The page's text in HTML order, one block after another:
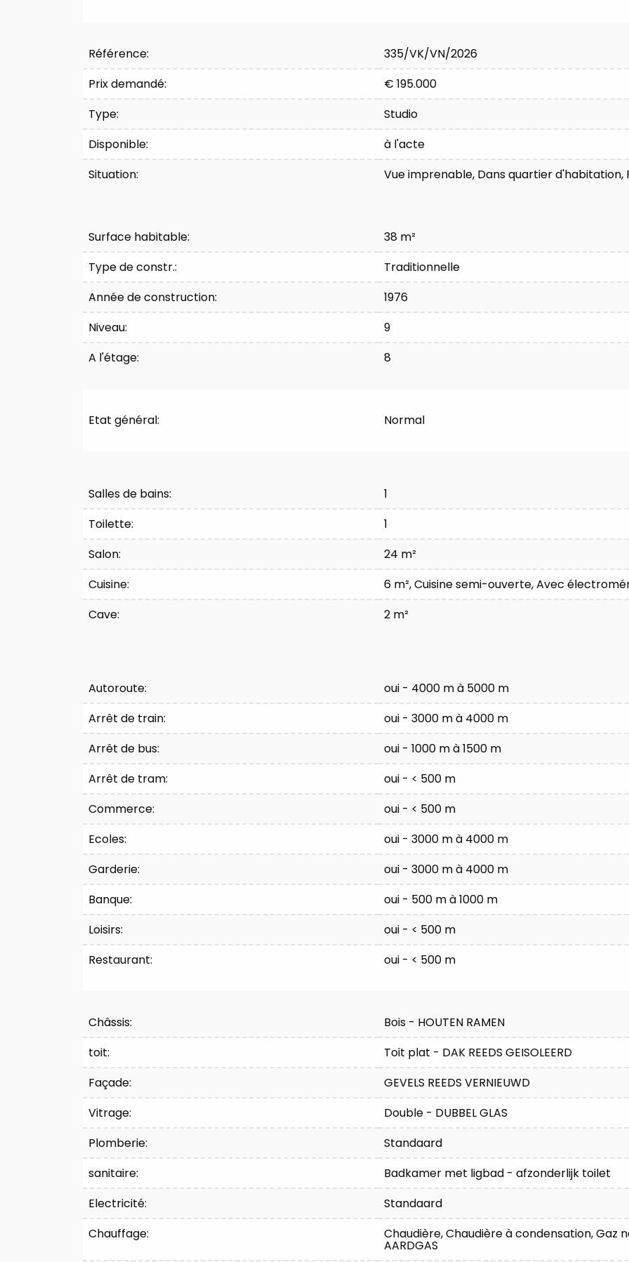
Référence:
335/VK/VN/2026
Prix demandé:
€ 195.000
Type:
Studio
Disponible:
à l'acte
Situation:
Vue imprenable, Dans quartier d'habitation,
Surface habitable:
38 m²
Type de constr.:
Traditionnelle
Année de construction:
1976
Niveau:
9
A l'étage:
8
Etat général: Normal
Division
Salles de bains:
1
Toilette:
1
Salon:
24 m²
Cuisine:
6 m², Cuisine semi-ouverte, Avec
Cave:
2 m²
Confort
Autoroute:
oui - 4000 m à 5000 m
Arrêt de train:
oui - 3000 m à 4000 m
Arrêt de bus:
oui - 1000 m à 1500 m
Arrêt de tram:
oui - < 500 m
Commerce:
oui - < 500 m
Ecoles:
oui - 3000 m à 4000 m
Garderie:
oui - 3000 m à 4000 m
Banque:
oui - 500 m à 1000 m
Loisirs:
oui - < 500 m
Restaurant:
oui - < 500 m
Châssis:
Bois - HOUTEN RAMEN
toit:
Toit plat - DAK REEDS GEISOLEERD
Façade:
GEVELS REEDS VERNIEUWD
Vitrage:
Double - DUBBEL GLAS
Plomberie:
Standaard
sanitaire:
Badkamer met ligbad - afzonderlijk toilet
Electricité:
Standaard
Chauffage:
Chaudière, Chaudière à condensation, Gaz
AARDGAS